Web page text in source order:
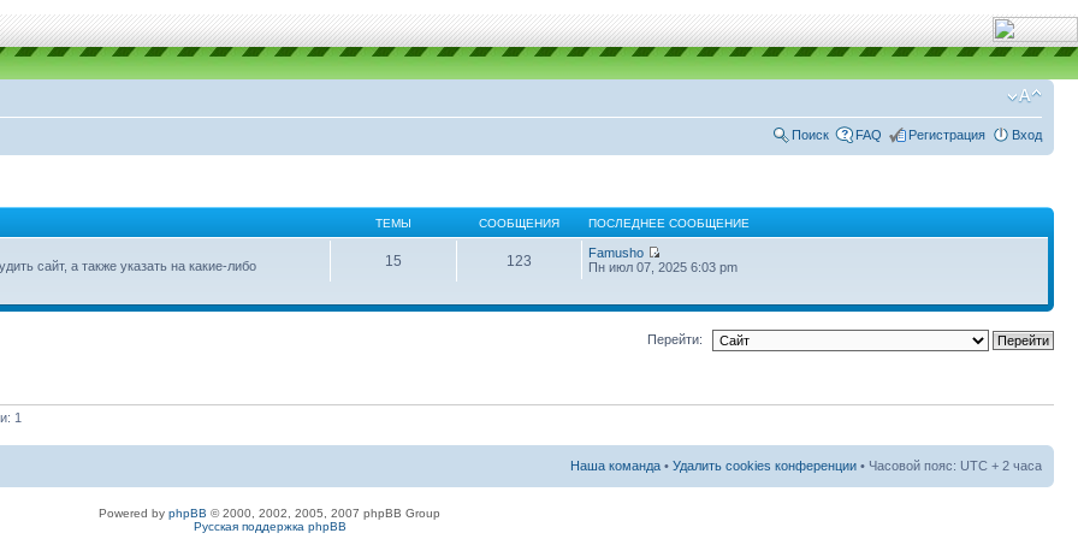
Поиск FAQ Регистрация Вход
ТЕМЫ СООБЩЕНИЯ ПОСЛЕДНЕЕ СООБЩЕНИЕ
сайт, а также указать на какие-либо 15 123
Famusho
Пн июл 07, 2025 6:03 pm
Перейти:
1
Наша команда • Удалить cookies конференции • Часовой пояс: UTC + 2 часа
Powered by phpBB © 2000, 2002, 2005, 2007 phpBB Group
Русская поддержка phpBB